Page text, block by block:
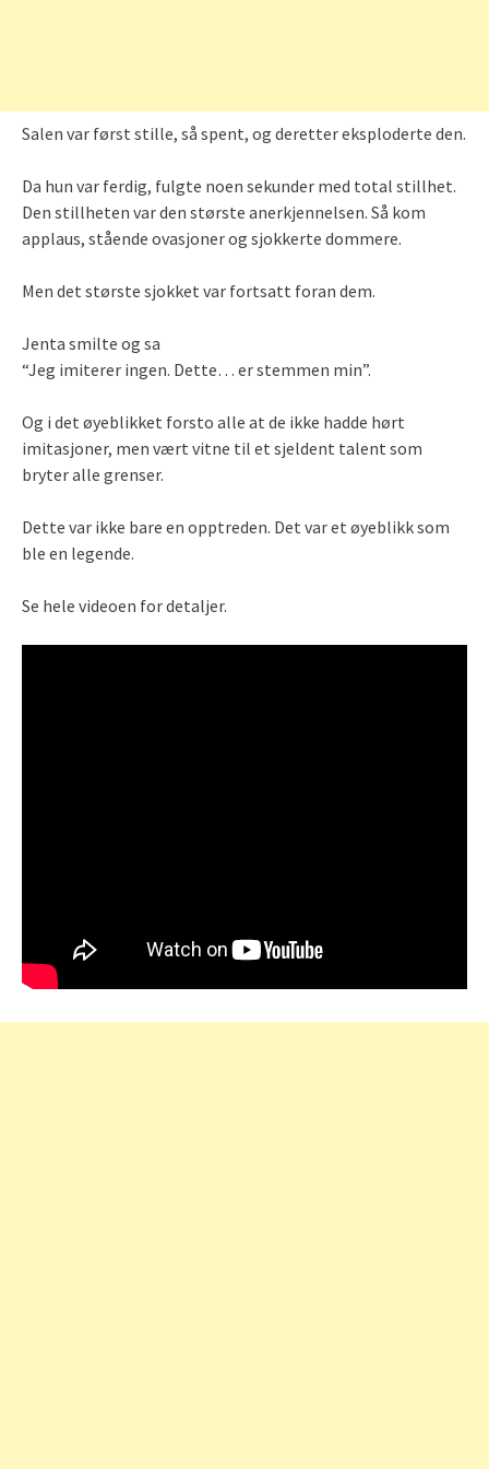
Salen var først stille, så spent, og deretter eksploderte den.
Da hun var ferdig, fulgte noen sekunder med total stillhet.
Den stillheten var den største anerkjennelsen. Så kom
applaus, stående ovasjoner og sjokkerte dommere.
Men det største sjokket var fortsatt foran dem.
Jenta smilte og sa
“Jeg imiterer ingen. Dette… er stemmen min”.
Og i det øyeblikket forsto alle at de ikke hadde hørt
imitasjoner, men vært vitne til et sjeldent talent som
bryter alle grenser.
Dette var ikke bare en opptreden. Det var et øyeblikk som
ble en legende.
Se hele videoen for detaljer.